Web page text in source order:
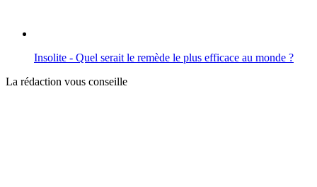
Insolite - Quel serait le remède le plus efficace au monde ?
La rédaction vous conseille